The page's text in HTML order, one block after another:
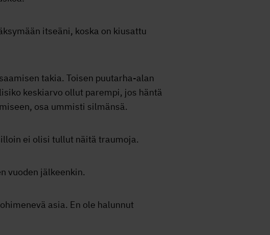
itseäni, koska on kiusattu
takia. Toisen puutarha-alan
keskiarvo ollut parempi, jos häntä
osa ummisti silmänsä.
ei olisi tullut näitä traumoja.
vuoden jälkeenkin.
asia. En ole halunnut